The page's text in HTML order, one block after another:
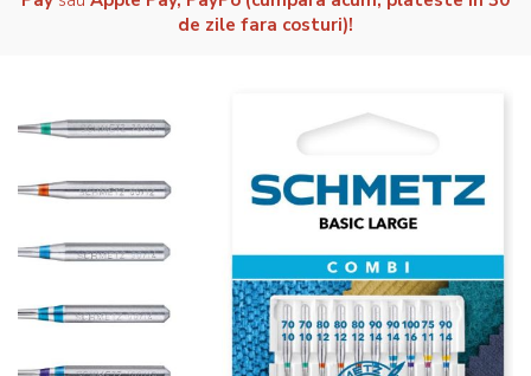
de zile fara costuri)!